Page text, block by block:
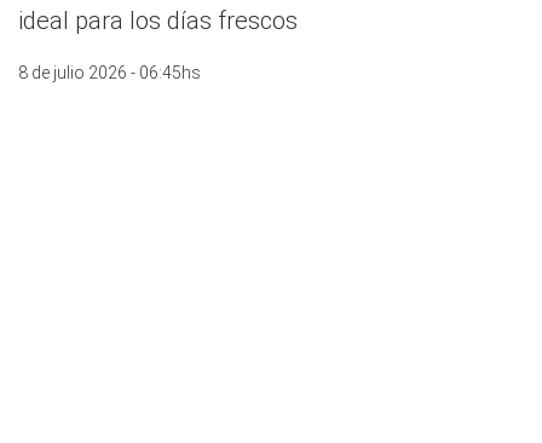
ideal para los días frescos
8 de julio 2026 - 06:45hs